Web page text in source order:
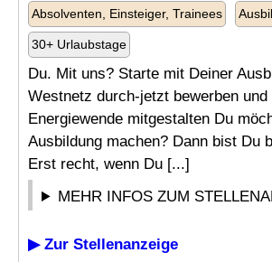
Absolventen, Einsteiger, Trainees
30+ Urlaubstage
Du. Mit uns? Starte mit Deiner
Westnetz durch-jetzt bewerben und
Energiewende mitgestalten Du
Ausbildung machen? Dann bist Du
Erst recht, wenn Du [...]
MEHR INFOS ZUM
▶ Zur Stellenanzeige